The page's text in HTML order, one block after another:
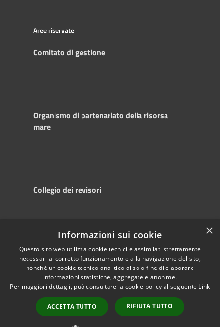
Aree riservate
Comitato di gestione
Organismo di partenariato della risorsa
mare
Collegio dei revisori
Accessibility
Privacy
Cookie
Sitemap
Copyright © 2025
Autorità di
Sistema Portuale
del Mare Adriatico
Centrale
Powered by
Municipium
Accesso redazione
×
Informazioni sui cookie
Questo sito web utilizza cookie tecnici e assimilati strettamente
necessari al corretto funzionamento e alla navigazione del sito,
nonché un cookie tecnico analitico al solo fine di elaborare
informazioni statistiche, aggregate e anonime.
Per maggiori dettagli, può consultare la cookie policy al seguente Link
ACCETTA TUTTO RIFIUTA TUTTO